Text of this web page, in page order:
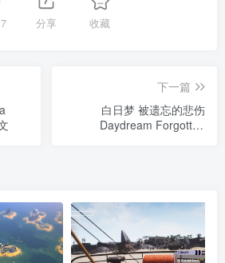
7 分享 收藏
下一篇
白日梦 被遗忘的悲伤
Daydream Forgotten